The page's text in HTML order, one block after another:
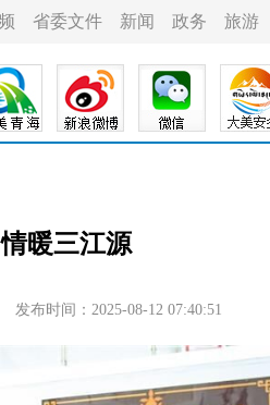
省委文件 新闻 政务 旅游
暖三江源
发布时间：2025-08-12 07:40:51